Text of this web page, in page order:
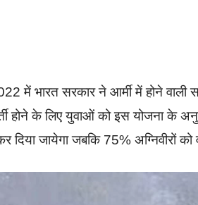
में भारत सरकार ने आर्मी में होने वाली
होने के लिए युवाओं को इस योजना के
जायेगा जबकि 75% अग्निवीरों को